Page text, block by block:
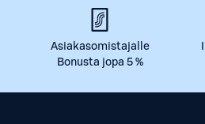
Asiakasomistajalle
Bonusta jopa 5 %